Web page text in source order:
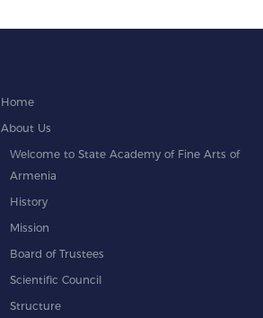
Home
About Us
Welcome to State Academy of Fine Arts of
Armenia
History
Mission
Board of Trustees
Scientific Council
Structure